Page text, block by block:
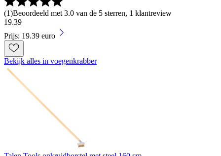
(1)Beoordeeld met 3.0 van de 5 sterren, 1 klantreview
19.39
Prijs: 19.39 euro
Bekijk alles in voegenkrabber